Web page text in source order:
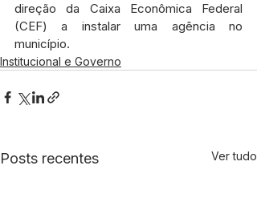
direção da Caixa Econômica Federal
(CEF) a instalar uma agência no
município.
Institucional e Governo
Posts recentes Ver tudo